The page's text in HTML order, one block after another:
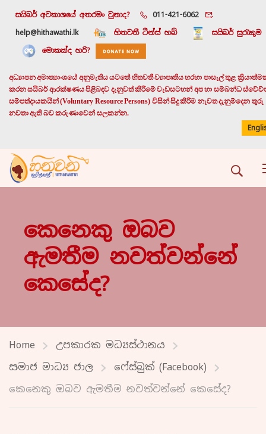
සයිබර් අවකාශයේ අතරමං වුනාද?
011-421-6062
help@hithawathi.lk
හිතවතී ටීන්ස් හබ්
සයිබර් සුරැකුම
මොකක්ද හරි?
අධ්‍යාපන අමාත්‍යාංශයේ අනුමැතිය යටතේ හිතවතී ව්‍යාපෘතිය හරහා පාසැල් තුළ
කරන සයිබර් ආරක්ෂණය පිළිබඳව දැනුවත් කිරීමේ වැඩසටහන් අප හා සම්බන්ධ
සම්පත්දායකයින් (Voluntary Resource Persons) විසින් සිදු කිරීම නැවත දැනුම්දෙන තුරු
නවතා ඇති බව කරුණාවෙන් සලකන්න.
කෙනෙකු ඔබව
ඇමතීම නවත්වන්නේ
කෙසේද?
Home
උපකාරක මධ්‍යස්ථානය
සමාජ මාධ්‍ය ජාල
ෆේස්බුක් (Facebook)
කෙනෙකු ඔබව ඇමතීම නවත්වන්නේ කෙසේද?